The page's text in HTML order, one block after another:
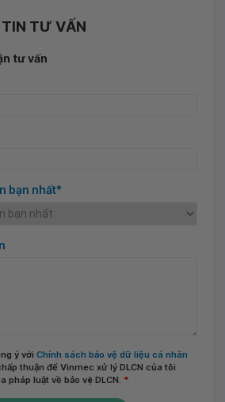
TƯ VẤN
tư vấn
bạn nhất*
ý với Chính sách bảo vệ dữ liệu cá nhân
thuận để Vinmec xử lý DLCN của tôi
pháp luật về bảo vệ DLCN. *